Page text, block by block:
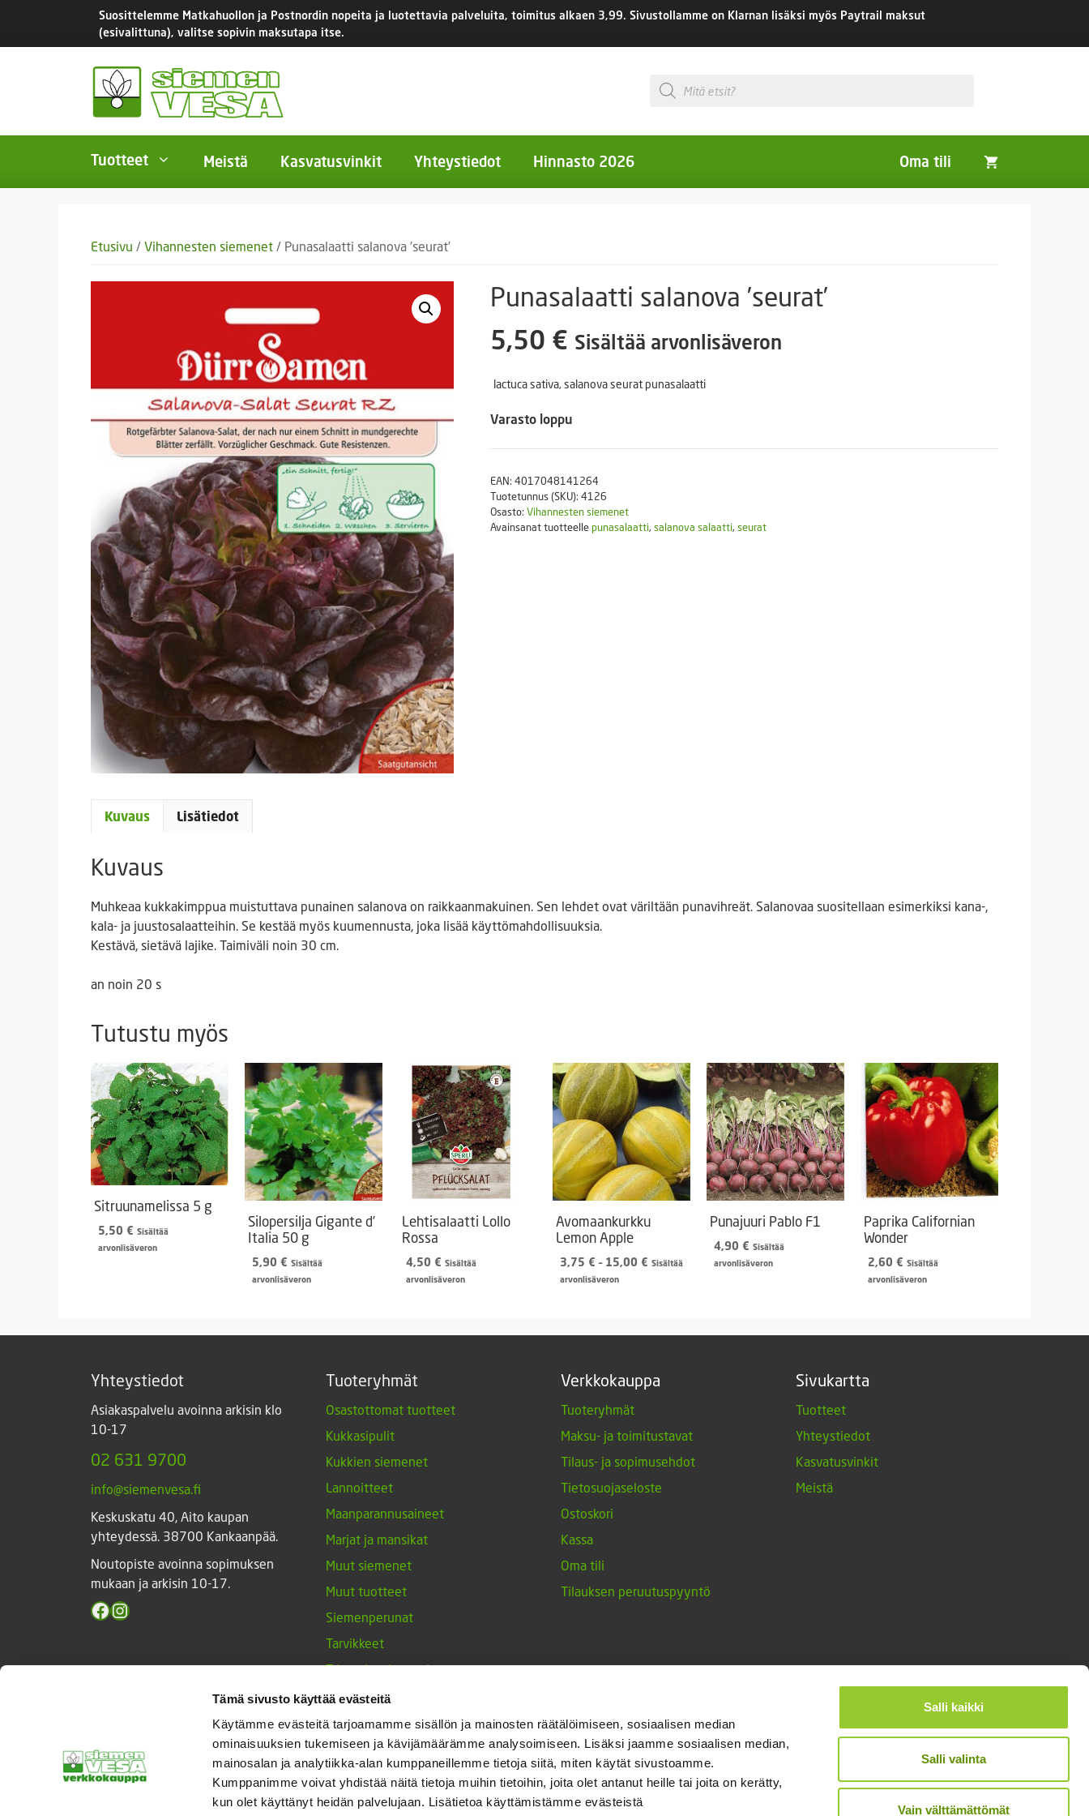
Tämä sivusto käyttää evästeitä
Käytämme evästeitä tarjoamamme sisällön ja mainosten räätälöimiseen, sosiaalisen median
ominaisuuksien tukemiseen ja kävijämäärämme analysoimiseen. Lisäksi jaamme sosiaalisen median,
mainosalan ja analytiikka-alan kumppaneillemme tietoja siitä, miten käytät sivustoamme.
Kumppanimme voivat yhdistää näitä tietoja muihin tietoihin, joita olet antanut heille tai joita on kerätty,
kun olet käyttänyt heidän palvelujaan. Lisätietoa käyttämistämme evästeistä
Salli kaikki
Salli valinta
Vain välttämättömät
Suosittelemme Matkahuollon ja Postnordin nopeita ja luotettavia palveluita, toimitus alkaen 3,99. Sivustollamme on Klarnan lisäksi myös Paytrail maksut
(esivalittuna), valitse sopivin maksutapa itse.
Products
search
Tuotteet
Salaatit
Kaksivuotiset kukat
Ruukut
Askartelutarvikkeet
Meistä Kasvatusvinkit Yhteystiedot Hinnasto 2026 Oma tili
Etusivu / Vihannesten siemenet / Punasalaatti salanova ’seurat’
Punasalaatti salanova ’seurat’
5,50 € Sisältää arvonlisäveron
lactuca sativa, salanova seurat punasalaatti
Varasto loppu
EAN: 4017048141264
Tuotetunnus (SKU): 4126
Osasto: Vihannesten siemenet
Avainsanat tuotteellepunasalaatti, salanova salaatti, seurat
Kuvaus Lisätiedot
Kuvaus
Muhkeaa kukkakimppua muistuttava punainen salanova on raikkaanmakuinen. Sen lehdet ovat väriltään punavihreät. Salanovaa suositellaan esimerkiksi kana-,
kala- ja juusto­salaatteihin. Se kestää myös kuumennusta, joka lisää käyttömahdollisuuksia.
Kestävä, sietävä lajike. Taimiväli noin 30 cm.
an noin 20 s
Tutustu myös
Sitruunamelissa 5 g
5,50 € Sisältää
arvonlisäveron
Silopersilja Gigante d’
Italia 50 g
5,90 € Sisältää
arvonlisäveron
Lehtisalaatti Lollo
Rossa
4,50 € Sisältää
arvonlisäveron
Avomaankurkku
Lemon Apple
3,75 € – 15,00 € Hintaluokka:
Sisältää
arvonlisäveron
Punajuuri Pablo F1
4,90 € Sisältää
arvonlisäveron
Paprika Californian
Wonder
2,60 € Sisältää
arvonlisäveron
Yhteystiedot
Asiakaspalvelu avoinna arkisin klo
10-17
02 631 9700
info@siemenvesa.fi
Keskuskatu 40, Aito kaupan
yhteydessä. 38700 Kankaanpää.
Noutopiste avoinna sopimuksen
mukaan ja arkisin 10-17.
Facebook
Instagram
Tuoteryhmät
Osastottomat tuotteet
Kukkasipulit
Kukkien siemenet
Lannoitteet
Maanparannusaineet
Marjat ja mansikat
Muut siemenet
Muut tuotteet
Siemenperunat
Tarvikkeet
Triumph-tulppaanit
Vihannesten siemenet
Yrtit ja maustekasvit
Verkkokauppa
Tuoteryhmät
Maksu- ja toimitustavat
Tilaus- ja sopimusehdot
Tietosuojaseloste
Ostoskori
Kassa
Oma tili
Tilauksen peruutuspyyntö
Sivukartta
Tuotteet
Yhteystiedot
Kasvatusvinkit
Meistä
Designed and Released by Rock My Business®
© Siemenvesa